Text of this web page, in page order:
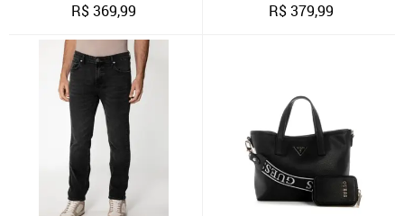
R$369,99 R$379,99